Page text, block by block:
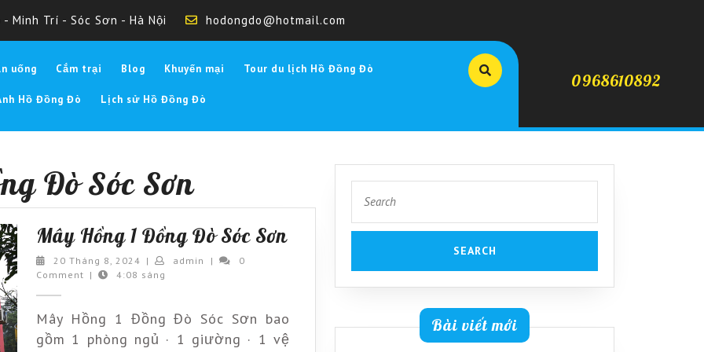
Minh Trí - Sóc Sơn - Hà Nội hodongdo@hotmail.com
uống Cắm trại Blog Khuyến mại Tour du lịch Hồ Đồng Đò
Hồ Đồng Đò Lịch sử Hồ Đồng Đò
0968610892
Đò Sóc Sơn
Mây Hồng 1 Đồng Đò Sóc SơnMây
Đò
20 Tháng 8, 2024 20
Tháng
| admin admin
|
0
Comment | 4:08 sáng
Mây Hồng 1 Đồng Đò Sóc Sơn bao
gồm 1 phòng ngủ · 1 giường · 1 vệ
for:
Bài viết mới